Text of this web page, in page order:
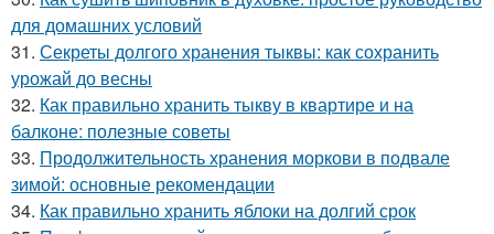
для домашних условий
31. Секреты долгого хранения тыквы: как сохранить
урожай до весны
32. Как правильно хранить тыкву в квартире и на
балконе: полезные советы
33. Продолжительность хранения моркови в подвале
зимой: основные рекомендации
34. Как правильно хранить яблоки на долгий срок